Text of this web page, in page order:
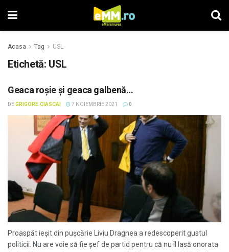
Acasa Tag USL
Etichetă: USL
Geaca roșie și geaca galbenă…
DEGRIGORE.CIASCAI 7 NOIEMBRIE 2021 0
Proaspăt ieșit din pușcărie Liviu Dragnea a redescoperit gustul
politicii. Nu are voie să fie șef de partid pentru că nu îl lasă onorata